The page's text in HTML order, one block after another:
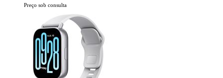
Preço sob consulta